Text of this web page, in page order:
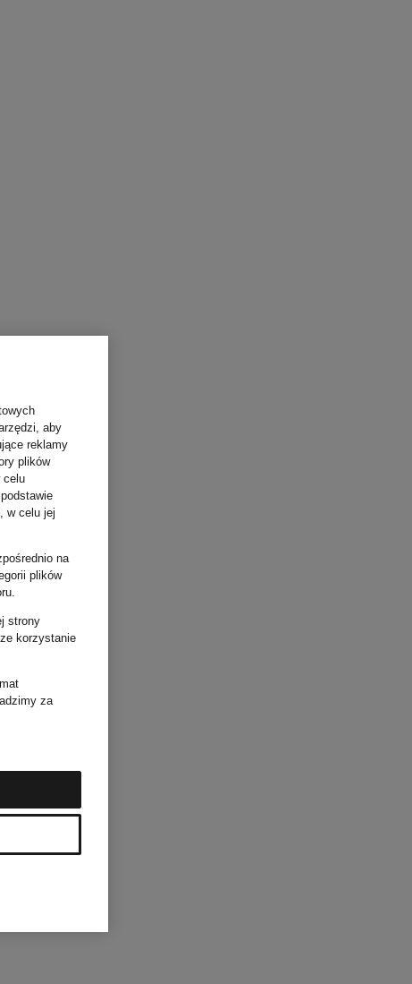
aby
reklamy
plików
celu
w celu jej
na
plików
strony
korzystanie
za